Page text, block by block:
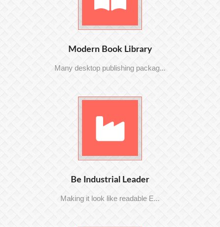
Modern Book Library
Many desktop publishing packag...
Be Industrial Leader
Making it look like readable E...